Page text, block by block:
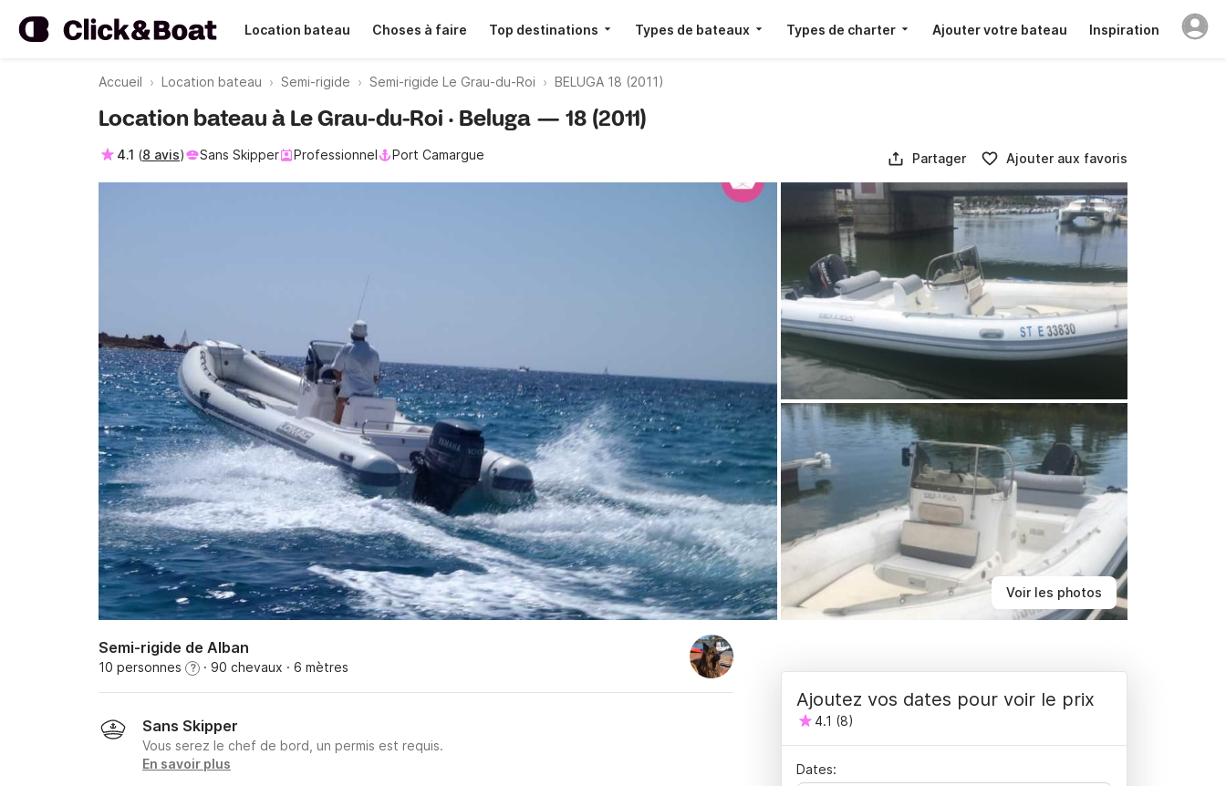
Location bateau Choses à faire Top destinations Types de bateaux Types de charter Ajouter votre bateau Inspiration
Accueil Location bateau Semi-rigide Semi-rigide Le Grau-du-Roi BELUGA 18 (2011)
Voir les photos
Location bateau à Le Grau-du-Roi · Beluga — 18 (2011)
4.1 (8 avis) Sans Skipper Professionnel Port Camargue Partager Ajouter aux favoris
Semi-rigide de Alban
10 personnes ? · 90 chevaux · 6 mètres
Sans Skipper
Vous serez le chef de bord, un permis est requis.
En savoir plus
Ajoutez vos dates pour voir le prix
4.1 (8)
Dates: